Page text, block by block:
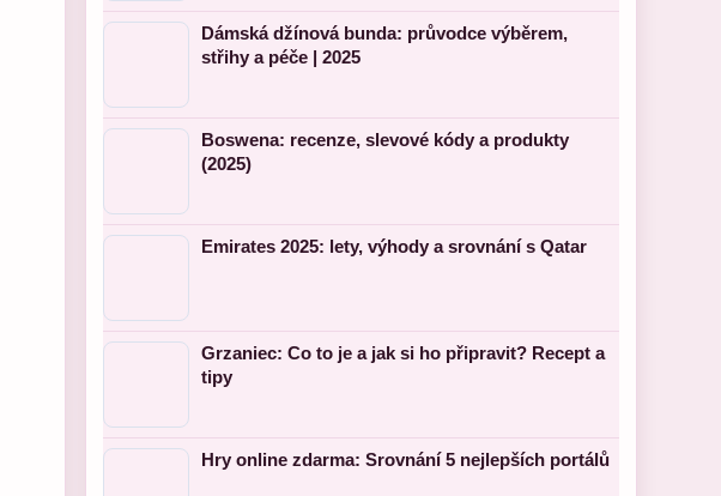
Dámská džínová bunda: průvodce výběrem,
střihy a péče | 2025
Boswena: recenze, slevové kódy a produkty
(2025)
Emirates 2025: lety, výhody a srovnání s Qatar
Grzaniec: Co to je a jak si ho připravit? Recept a
tipy
Hry online zdarma: Srovnání 5 nejlepších portálů